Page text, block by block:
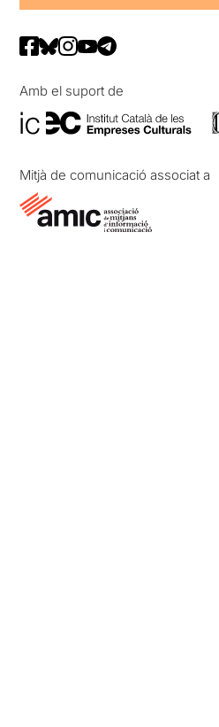
Amb el suport de
Mitjà de comunicació associat a